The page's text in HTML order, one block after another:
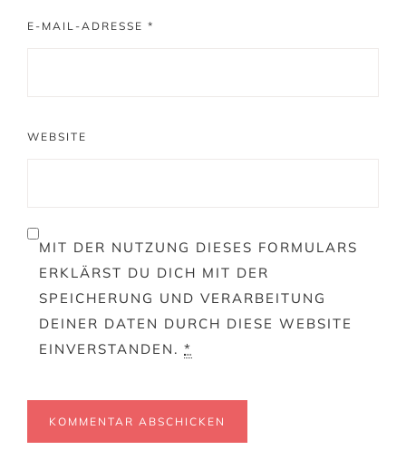
E-MAIL-ADRESSE *
WEBSITE
MIT DER NUTZUNG DIESES FORMULARS
ERKLÄRST DU DICH MIT DER
SPEICHERUNG UND VERARBEITUNG
DEINER DATEN DURCH DIESE WEBSITE
EINVERSTANDEN. *